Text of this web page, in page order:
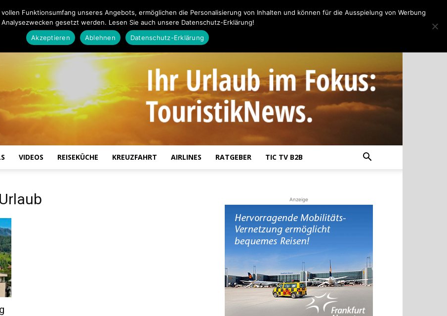
VIDEOS REISEKÜCHE KREUZFAHRT AIRLINES RATGEBER TIC TV B2B
Anzeige
Funktionsumfang unseres Angebots, ermöglichen die Personalisierung von Inhalten und können für die Ausspielung von Werbung
gesetzt werden. Lesen Sie auch unsere Datenschutz-Erklärung!
Akzeptieren
Ablehnen Datenschutz-Erklärung